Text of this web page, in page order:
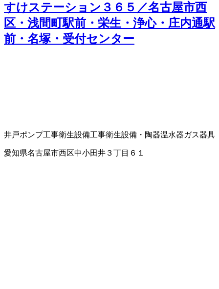
すけステーション３６５／名古屋市西
区・浅間町駅前・栄生・浄心・庄内通駅
前・名塚・受付センター
井戸ポンプ工事衛生設備工事衛生設備・陶器温水器ガス器具
愛知県名古屋市西区中小田井３丁目６１